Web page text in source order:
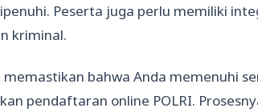
Peserta juga perlu memiliki
kriminal.
memastikan bahwa Anda memenuhi
pendaftaran online POLRI.